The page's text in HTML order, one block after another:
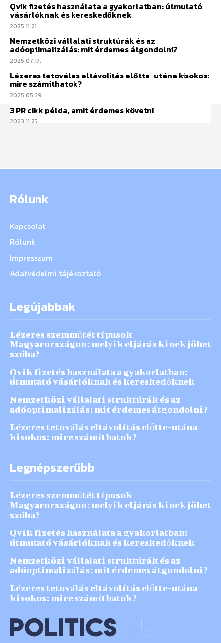
Qvik fizetés használata a gyakorlatban: útmutató
vásárlóknak és kereskedőknek
2025.11.21.
Nemzetközi vállalati struktúrák és az
adóoptimalizálás: mit érdemes átgondolni?
2025.07.17.
Lézeres tetoválás eltávolítás előtte-utána kisokos:
mire számíthatok?
2025.05.29.
3 PR cikk példa, amit érdemes követni
2023.11.27.
Rólunk
Kapcsolat
Rólunk
Impresszum
Adatvédelmi tájékoztató
Legújabbak
Lézeres szemműtét típusok
Magyarországon: melyik eljárás kinek jöhet
szóba?
Qvik fizetés használata a gyakorlatban:
útmutató vásárlóknak és kereskedőknek
Nemzetközi vállalati struktúrák és az
adóoptimalizálás: mit érdemes átgondolni?
Lézeres tetoválás eltávolítás előtte-utána
kisokos: mire számíthatok?
Legnépszerűbb
Lézeres szemműtét típusok
Magyarországon: melyik eljárás kinek jöhet
szóba?
Qvik fizetés használata a gyakorlatban:
útmutató vásárlóknak és kereskedőknek
Nemzetközi vállalati struktúrák és az
adóoptimalizálás: mit érdemes átgondolni?
Lézeres tetoválás eltávolítás előtte-utána
kisokos: mire számíthatok?